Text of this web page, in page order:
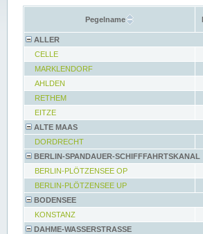
Pegelname
ALLER
CELLE
MARKLENDORF
AHLDEN
RETHEM
EITZE
ALTE MAAS
DORDRECHT
BERLIN-SPANDAUER-SCHIFFFAHRTSKANAL
BERLIN-PLÖTZENSEE OP
BERLIN-PLÖTZENSEE UP
BODENSEE
KONSTANZ
DAHME-WASSERSTRASSE